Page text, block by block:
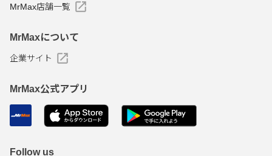
MrMax店舗一覧
MrMaxについて
企業サイト
MrMax公式アプリ
Follow us